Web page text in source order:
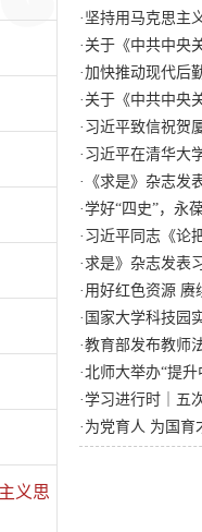
义思
· 坚持用马克思主
· 关于《中共中央
·加快推动现代后
· 关于《中共中央
· 习近平致信祝贺
· 习近平在清华大
· 《求是》杂志发
·学好“四史”，永
· 习近平同志《论
·求是》杂志发表
· 用好红色资源 赓
· 国家大学科技园
·教育部发布教师
·北师大举办“提
·学习进行时｜五
· 为党育人 为国育